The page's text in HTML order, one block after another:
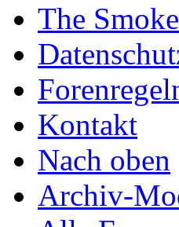
The
Kontakt
Nach oben
Archiv-